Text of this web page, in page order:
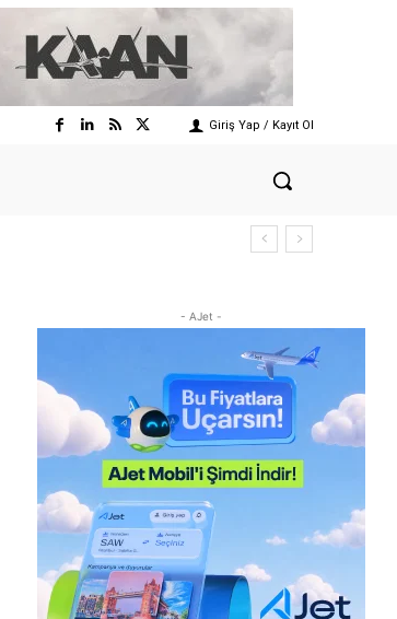
Giriş Yap / Kayıt Ol
- AJet -